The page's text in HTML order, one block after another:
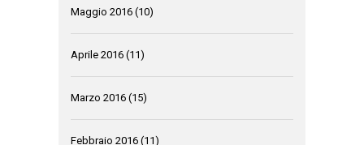
Maggio 2016 (10)
Aprile 2016 (11)
Marzo 2016 (15)
Febbraio 2016 (11)